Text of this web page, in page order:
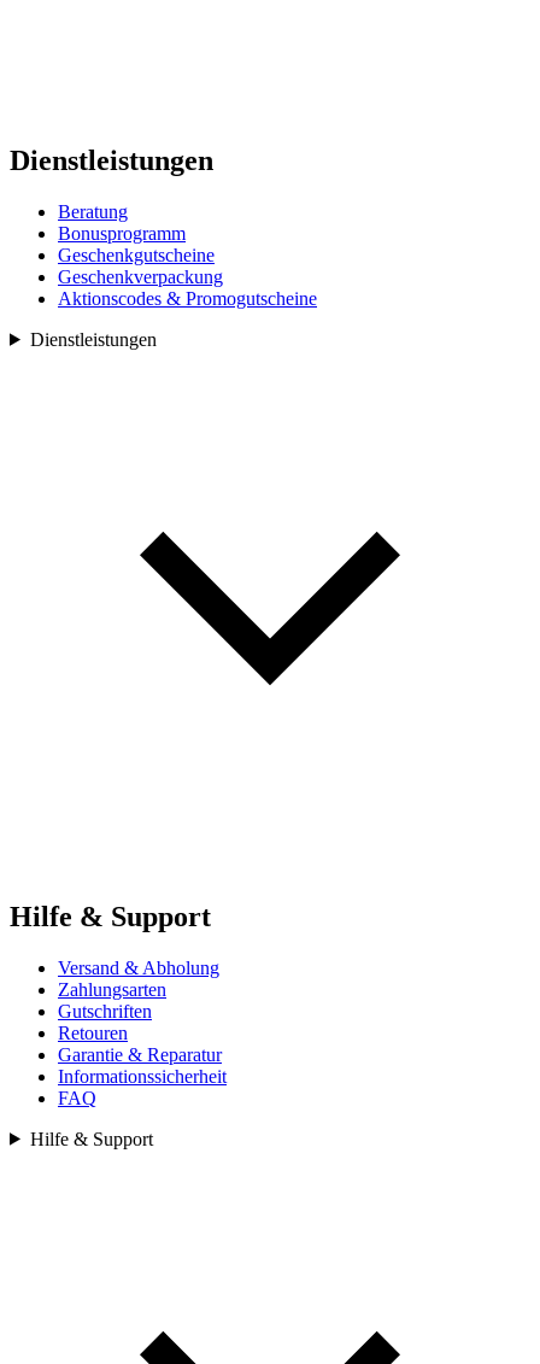
Dienstleistungen
Beratung
Bonusprogramm
Geschenkgutscheine
Geschenkverpackung
Aktionscodes & Promogutscheine
Dienstleistungen
Hilfe & Support
Versand & Abholung
Zahlungsarten
Gutschriften
Retouren
Garantie & Reparatur
Informationssicherheit
FAQ
Hilfe & Support